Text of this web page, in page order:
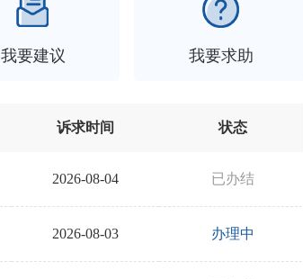
我要建议 我要求助
诉求时间 状态
2026-08-04 已办结
2026-08-03 办理中